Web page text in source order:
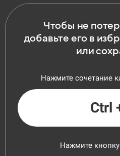
Чтобы не
добавьте его в
или
Нажмите сочетание
Ctrl
Нажмите